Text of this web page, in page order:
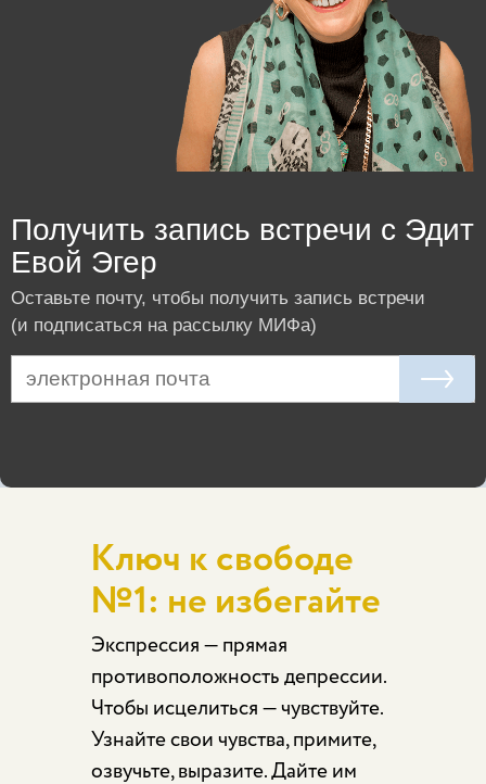
Получить запись встречи с Эдит
Евой Эгер
Оставьте почту, чтобы получить запись встречи
(и подписаться на рассылку МИФа)
Экспрессия — прямая
противоположность депрессии.
Чтобы исцелиться — чувствуйте.
Узнайте свои чувства, примите,
озвучьте, выразите. Дайте им
Ключ к свободе
№1: не избегайте